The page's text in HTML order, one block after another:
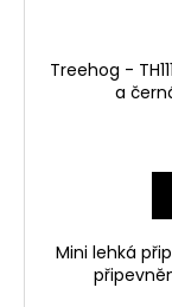
Treehog -
a
Mini lehká